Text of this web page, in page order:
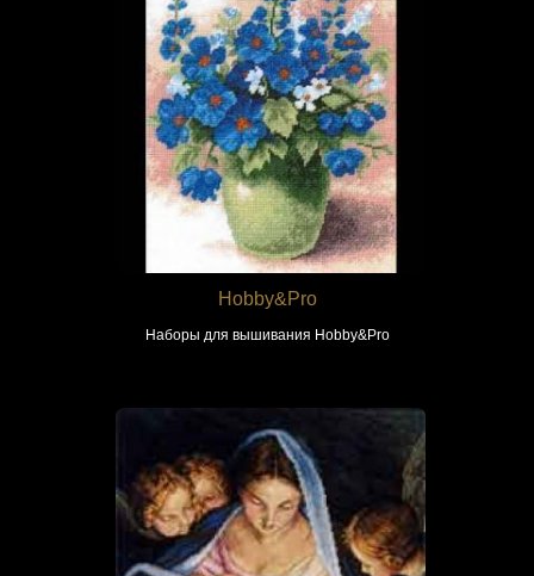
Hobby&Pro
Наборы для вышивания Hobby&Pro